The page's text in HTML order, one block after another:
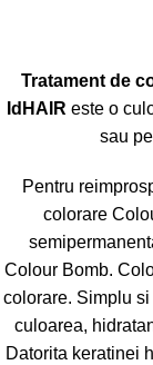
Tratament de
IdHAIR este o
sau
Pentru
colorare
Colour Bomb.
colorare. Simplu
culoarea,
Datorita keratinei